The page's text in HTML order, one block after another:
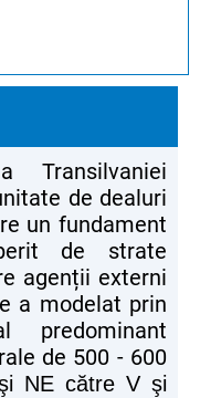
Transilvaniei
de dealuri
un fundament
de strate
agenții externi
a modelat prin
predominant
de 500 - 600
NE către V şi